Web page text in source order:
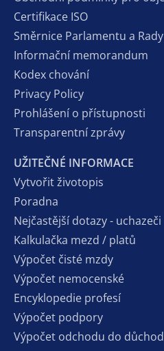
Certifikace ISO
Směrnice Parlamentu a Rady
Informační memorandum
Kodex chování
Privacy Policy
Prohlášení o přístupnosti
Transparentní zprávy
UŽITEČNÉ INFORMACE
Vytvořit životopis
Poradna
Nejčastější dotazy - uchazeči
Kalkulačka mezd / platů
Výpočet čisté mzdy
Výpočet nemocenské
Encyklopedie profesí
Výpočet podpory
Výpočet odchodu do